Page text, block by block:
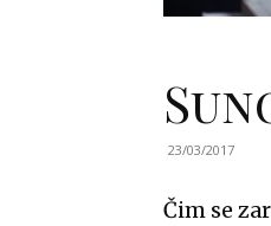
23/03/2017
Čim se